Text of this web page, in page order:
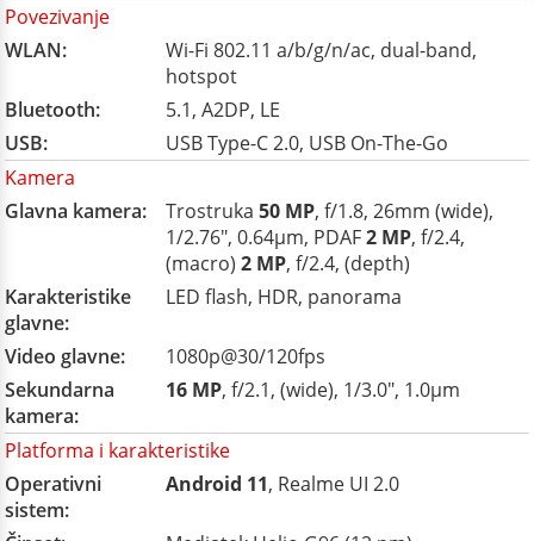
Povezivanje
WLAN:
Wi-Fi 802.11 a/b/g/n/ac, dual-band,
hotspot
Bluetooth:
5.1, A2DP, LE
USB:
USB Type-C 2.0, USB On-The-Go
Kamera
Glavna kamera:
Trostruka 50 MP, f/1.8, 26mm (wide),
1/2.76", 0.64µm, PDAF2 MP, f/2.4,
(macro) 2 MP, f/2.4, (depth)
Karakteristike
glavne:
LED flash, HDR, panorama
Video glavne:
1080p@30/120fps
Sekundarna
kamera:
16 MP, f/2.1, (wide), 1/3.0", 1.0µm
Platforma i karakteristike
Operativni
sistem:
Android 11, Realme UI 2.0